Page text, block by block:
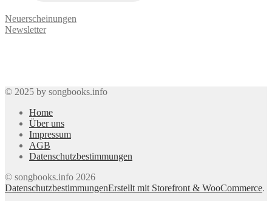
Neuerscheinungen
Newsletter
© 2025 by songbooks.info
Home
Über uns
Impressum
AGB
Datenschutzbestimmungen
© songbooks.info 2026
DatenschutzbestimmungenErstellt mit Storefront & WooCommerce.